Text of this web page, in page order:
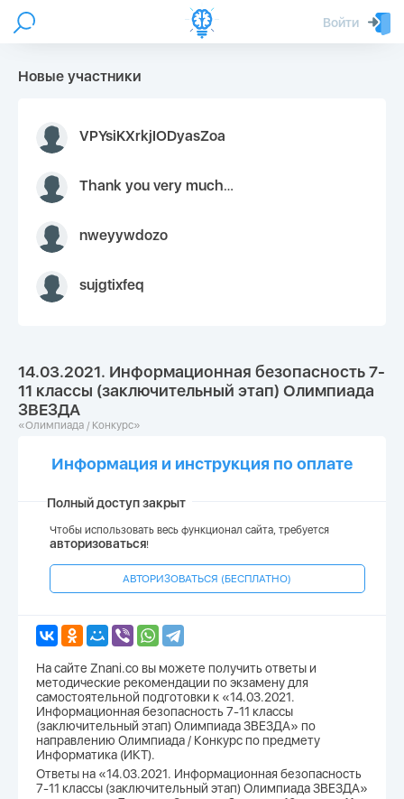
Войти
Новые участники
VPYsiKXrkjIODyasZoa
Thank you very much for your inquiry We appreciate you 9126052 https://youtube.com faceapple !
nweyywdozo
sujgtixfeq
14.03.2021. Информационная безопасность 7-
11 классы (заключительный этап) Олимпиада
ЗВЕЗДА
«Олимпиада / Конкурс»
Информация и инструкция по оплате
Полный доступ закрыт
Чтобы использовать весь функционал сайта, требуется
авторизоваться!
АВТОРИЗОВАТЬСЯ (БЕСПЛАТНО)
На сайте Znani.co вы можете получить ответы и
методические рекомендации по экзамену для
самостоятельной подготовки к «14.03.2021.
Информационная безопасность 7-11 классы
(заключительный этап) Олимпиада ЗВЕЗДА» по
направлению Олимпиада / Конкурс по предмету
Информатика (ИКТ).
Ответы на «14.03.2021. Информационная безопасность
7-11 классы (заключительный этап) Олимпиада ЗВЕЗДА»